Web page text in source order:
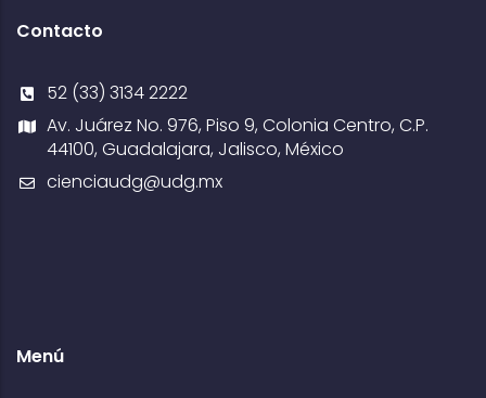
Contacto
52 (33) 3134 2222
Av. Juárez No. 976, Piso 9, Colonia Centro, C.P.
44100, Guadalajara, Jalisco, México
cienciaudg@udg.mx
Menú